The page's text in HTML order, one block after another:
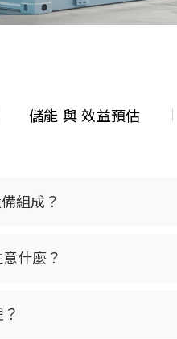
儲能 與 效益預估
組成？
什麼？